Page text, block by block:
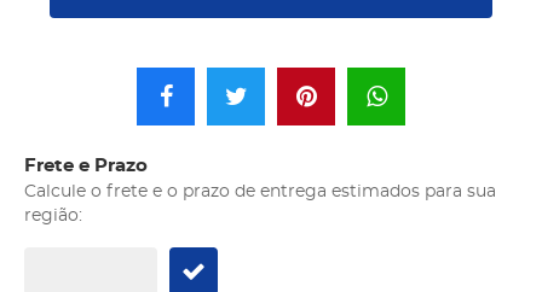
Frete e Prazo
Calcule o frete e o prazo de entrega estimados para sua
região: